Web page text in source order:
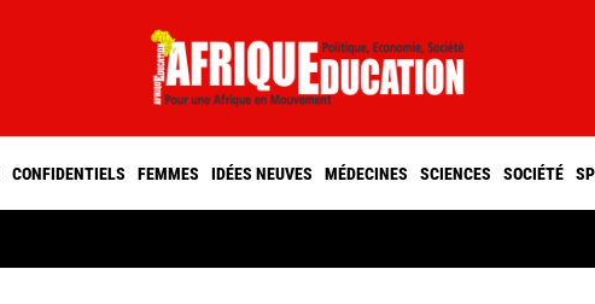
CONFIDENTIELS FEMMES IDÉES NEUVES MÉDECINES SCIENCES SOCIÉTÉ